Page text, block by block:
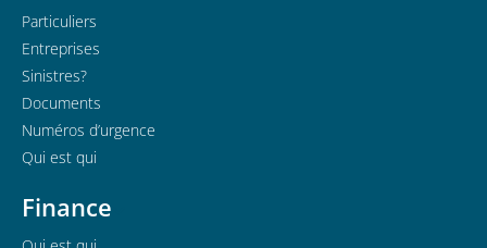
Particuliers
Entreprises
Sinistres?
Documents
Numéros d’urgence
Qui est qui
Finance